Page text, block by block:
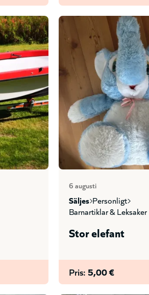
6 augusti
säljes
personligt
barnartiklar & leksaker
Stor elefant
Pris: 5,00 €